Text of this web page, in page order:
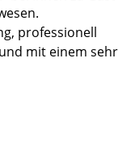
professionell
mit einem sehr
mit den